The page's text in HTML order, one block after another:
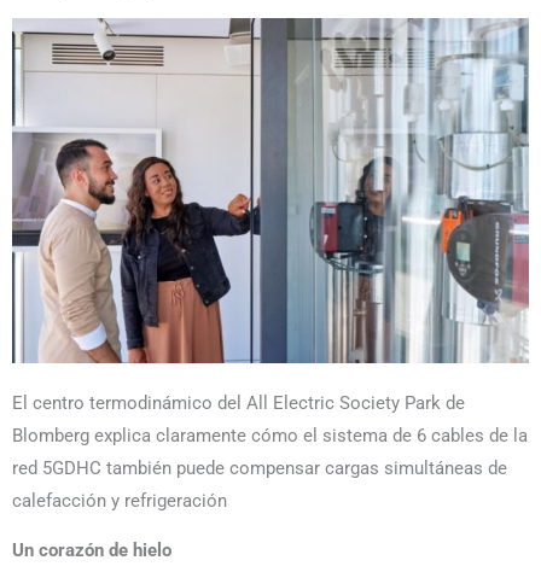
El centro termodinámico del All Electric Society Park de
Blomberg explica claramente cómo el sistema de 6 cables de la
red 5GDHC también puede compensar cargas simultáneas de
calefacción y refrigeración
Un corazón de hielo